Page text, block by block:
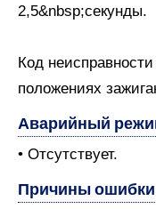
2,5&nbsp;секунды.
Код
положениях
Аварийный
• Отсутствует.
Причины ошибки